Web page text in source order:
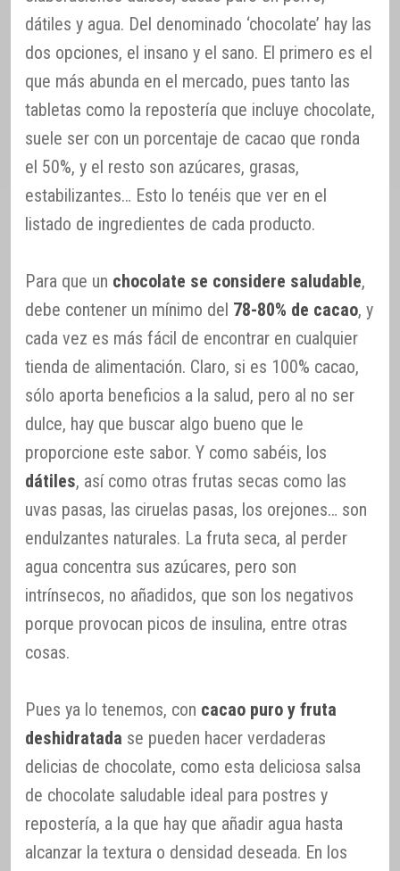
dátiles y agua. Del denominado ‘chocolate’ hay las
dos opciones, el insano y el sano. El primero es el
que más abunda en el mercado, pues tanto las
tabletas como la repostería que incluye chocolate,
suele ser con un porcentaje de cacao que ronda
el 50%, y el resto son azúcares, grasas,
estabilizantes… Esto lo tenéis que ver en el
listado de ingredientes de cada producto.
Para que un chocolate se considere saludable,
debe contener un mínimo del 78-80% de cacao, y
cada vez es más fácil de encontrar en cualquier
tienda de alimentación. Claro, si es 100% cacao,
sólo aporta beneficios a la salud, pero al no ser
dulce, hay que buscar algo bueno que le
proporcione este sabor. Y como sabéis, los
dátiles, así como otras frutas secas como las
uvas pasas, las ciruelas pasas, los orejones… son
endulzantes naturales. La fruta seca, al perder
agua concentra sus azúcares, pero son
intrínsecos, no añadidos, que son los negativos
porque provocan picos de insulina, entre otras
cosas.
Pues ya lo tenemos, con cacao puro y fruta
deshidratada se pueden hacer verdaderas
delicias de chocolate, como esta deliciosa salsa
de chocolate saludable ideal para postres y
repostería, a la que hay que añadir agua hasta
alcanzar la textura o densidad deseada. En los